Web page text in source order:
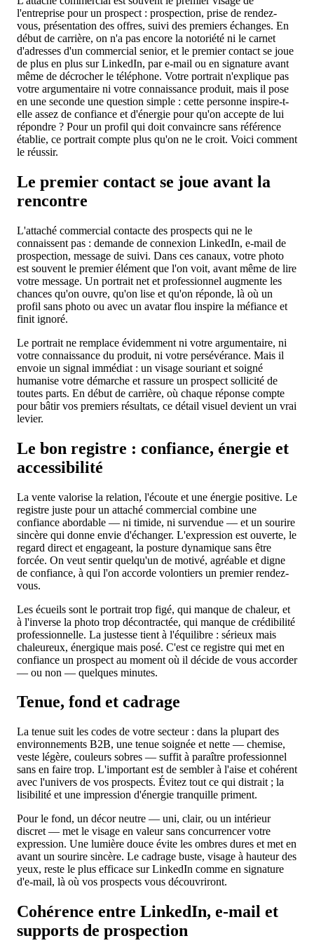
l'entreprise pour un prospect : prospection, prise de rendez-
vous, présentation des offres, suivi des premiers échanges. En
début de carrière, on n'a pas encore la notoriété ni le carnet
d'adresses d'un commercial senior, et le premier contact se joue
de plus en plus sur LinkedIn, par e-mail ou en signature avant
même de décrocher le téléphone. Votre portrait n'explique pas
votre argumentaire ni votre connaissance produit, mais il pose
en une seconde une question simple : cette personne inspire-t-
elle assez de confiance et d'énergie pour qu'on accepte de lui
répondre ? Pour un profil qui doit convaincre sans référence
établie, ce portrait compte plus qu'on ne le croit. Voici comment
le réussir.
Le premier contact se joue avant la
rencontre
L'attaché commercial contacte des prospects qui ne le
connaissent pas : demande de connexion LinkedIn, e-mail de
prospection, message de suivi. Dans ces canaux, votre photo
est souvent le premier élément que l'on voit, avant même de lire
votre message. Un portrait net et professionnel augmente les
chances qu'on ouvre, qu'on lise et qu'on réponde, là où un
profil sans photo ou avec un avatar flou inspire la méfiance et
finit ignoré.
Le portrait ne remplace évidemment ni votre argumentaire, ni
votre connaissance du produit, ni votre persévérance. Mais il
envoie un signal immédiat : un visage souriant et soigné
humanise votre démarche et rassure un prospect sollicité de
toutes parts. En début de carrière, où chaque réponse compte
pour bâtir vos premiers résultats, ce détail visuel devient un vrai
levier.
Le bon registre : confiance, énergie et
accessibilité
La vente valorise la relation, l'écoute et une énergie positive. Le
registre juste pour un attaché commercial combine une
confiance abordable — ni timide, ni survendue — et un sourire
sincère qui donne envie d'échanger. L'expression est ouverte, le
regard direct et engageant, la posture dynamique sans être
forcée. On veut sentir quelqu'un de motivé, agréable et digne
de confiance, à qui l'on accorde volontiers un premier rendez-
vous.
Les écueils sont le portrait trop figé, qui manque de chaleur, et
à l'inverse la photo trop décontractée, qui manque de crédibilité
professionnelle. La justesse tient à l'équilibre : sérieux mais
chaleureux, énergique mais posé. C'est ce registre qui met en
confiance un prospect au moment où il décide de vous accorder
— ou non — quelques minutes.
Tenue, fond et cadrage
La tenue suit les codes de votre secteur : dans la plupart des
environnements B2B, une tenue soignée et nette — chemise,
veste légère, couleurs sobres — suffit à paraître professionnel
sans en faire trop. L'important est de sembler à l'aise et cohérent
avec l'univers de vos prospects. Évitez tout ce qui distrait ; la
lisibilité et une impression d'énergie tranquille priment.
Pour le fond, un décor neutre — uni, clair, ou un intérieur
discret — met le visage en valeur sans concurrencer votre
expression. Une lumière douce évite les ombres dures et met en
avant un sourire sincère. Le cadrage buste, visage à hauteur des
yeux, reste le plus efficace sur LinkedIn comme en signature
d'e-mail, là où vos prospects vous découvriront.
Cohérence entre LinkedIn, e-mail et
supports de prospection